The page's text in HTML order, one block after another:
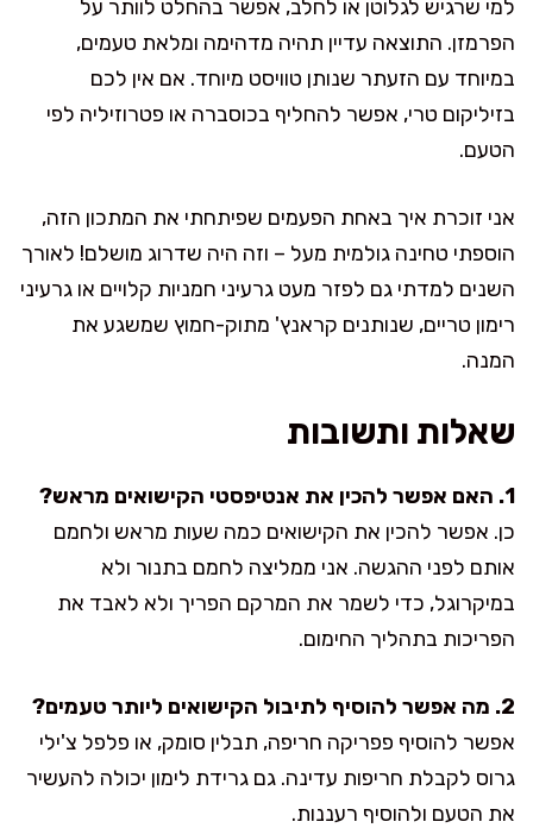
למי שרגיש לגלוטן או לחלב, אפשר בהחלט לוותר על
הפרמזן. התוצאה עדיין תהיה מדהימה ומלאת טעמים,
במיוחד עם הזעתר שנותן טוויסט מיוחד. אם אין לכם
בזיליקום טרי, אפשר להחליף בכוסברה או פטרוזיליה לפי
הטעם.
אני זוכרת איך באחת הפעמים שפיתחתי את המתכון הזה,
הוספתי טחינה גולמית מעל – וזה היה שדרוג מושלם! לאורך
השנים למדתי גם לפזר מעט גרעיני חמניות קלויים או גרעיני
רימון טריים, שנותנים קראנץ' מתוק-חמוץ שמשגע את
המנה.
שאלות ותשובות
1. האם אפשר להכין את אנטיפסטי הקישואים מראש?
כן. אפשר להכין את הקישואים כמה שעות מראש ולחמם
אותם לפני ההגשה. אני ממליצה לחמם בתנור ולא
במיקרוגל, כדי לשמר את המרקם הפריך ולא לאבד את
הפריכות בתהליך החימום.
2. מה אפשר להוסיף לתיבול הקישואים ליותר טעמים?
אפשר להוסיף פפריקה חריפה, תבלין סומק, או פלפל צ'ילי
גרוס לקבלת חריפות עדינה. גם גרידת לימון יכולה להעשיר
את הטעם ולהוסיף רעננות.